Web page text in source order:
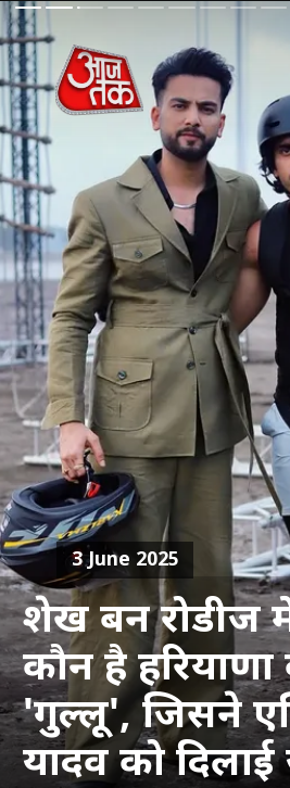
शेख बन रोडीज में
कौन है हरियाणा
'गुल्लू', जिसने
यादव को
3 June 2025